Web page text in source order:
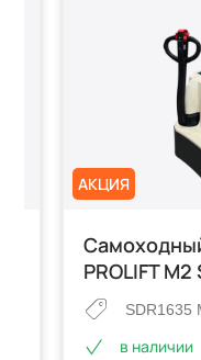
АКЦИЯ
PROLIFT M2
SDR1635
в наличии